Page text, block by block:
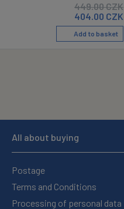
449.00CZK
404.00 CZK
Add to basket
All about buying
Postage
Terms and Conditions
Processing of personal data